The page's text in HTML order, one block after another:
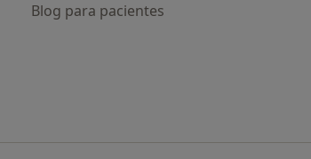
Blog para pacientes